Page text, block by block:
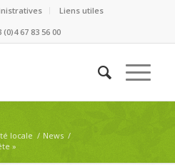
Liens utiles
(0)4 67 83 56 00
locale / News /
»